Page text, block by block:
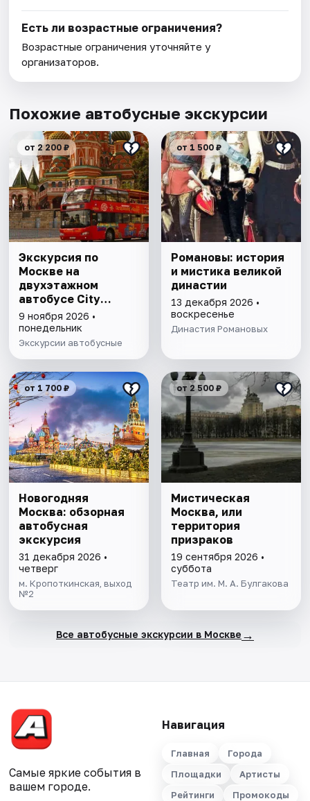
Есть ли возрастные ограничения?
Возрастные ограничения уточняйте у
организаторов.
Похожие автобусные экскурсии
от 2 200 ₽
Экскурсия по
Москве на
двухэтажном
автобусе City
Sightseeing
9 ноября 2026 •
понедельник
Экскурсии автобусные
от 1 500 ₽
Романовы: история
и мистика великой
династии
13 декабря 2026 •
воскресенье
Династия Романовых
от 1 700 ₽
Новогодняя
Москва: обзорная
автобусная
экскурсия
31 декабря 2026 •
четверг
м. Кропоткинская, выход
№2
от 2 500 ₽
Мистическая
Москва, или
территория
призраков
19 сентября 2026 •
суббота
Театр им. М. А. Булгакова
Все автобусные экскурсии в Москве →
Самые яркие события в
вашем городе.
Навигация
Главная
Города
Площадки
Артисты
Рейтинги
Промокоды